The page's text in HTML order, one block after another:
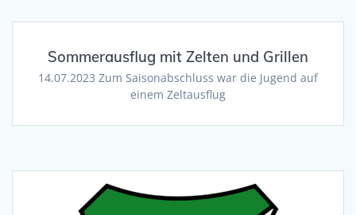
Sommerausflug mit Zelten und Grillen
14.07.2023 Zum Saisonabschluss war die Jugend auf
einem Zeltausflug